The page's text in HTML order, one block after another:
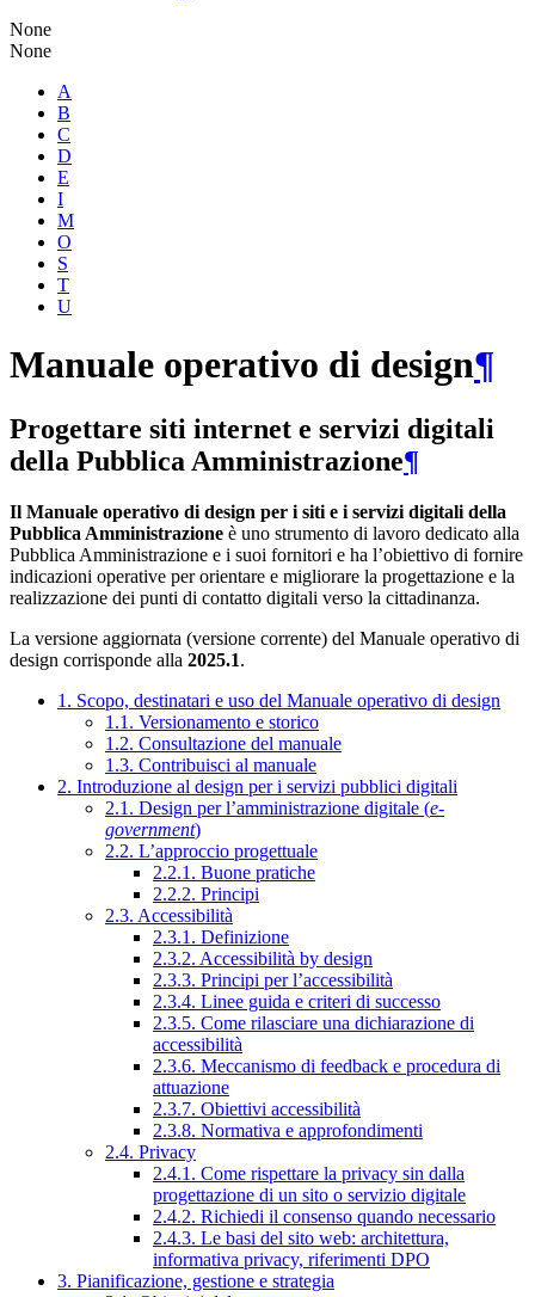
None
None
A
B
C
D
E
I
M
O
S
T
U
Manuale operativo di design¶
Progettare siti internet e servizi digitali
della Pubblica Amministrazione¶
Il Manuale operativo di design per i siti e i servizi digitali della
Pubblica Amministrazione è uno strumento di lavoro dedicato alla
Pubblica Amministrazione e i suoi fornitori e ha l’obiettivo di fornire
indicazioni operative per orientare e migliorare la progettazione e la
realizzazione dei punti di contatto digitali verso la cittadinanza.
La versione aggiornata (versione corrente) del Manuale operativo di
design corrisponde alla 2025.1.
1. Scopo, destinatari e uso del Manuale operativo di design
1.1. Versionamento e storico
1.2. Consultazione del manuale
1.3. Contribuisci al manuale
2. Introduzione al design per i servizi pubblici digitali
2.1. Design per l’amministrazione digitale (e-
government)
2.2. L’approccio progettuale
2.2.1. Buone pratiche
2.2.2. Principi
2.3. Accessibilità
2.3.1. Definizione
2.3.2. Accessibilità by design
2.3.3. Principi per l’accessibilità
2.3.4. Linee guida e criteri di successo
2.3.5. Come rilasciare una dichiarazione di
accessibilità
2.3.6. Meccanismo di feedback e procedura di
attuazione
2.3.7. Obiettivi accessibilità
2.3.8. Normativa e approfondimenti
2.4. Privacy
2.4.1. Come rispettare la privacy sin dalla
progettazione di un sito o servizio digitale
2.4.2. Richiedi il consenso quando necessario
2.4.3. Le basi del sito web: architettura,
informativa privacy, riferimenti DPO
3. Pianificazione, gestione e strategia